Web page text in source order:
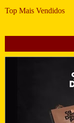
Top Mais Vendidos